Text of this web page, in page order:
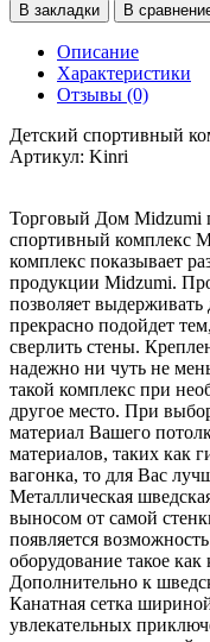
В закладки В
Описание
Характеристики
Отзывы (0)
Детский спортивный
Артикул: Kinri
Торговый Дом Midzumi
спортивный комплекс
комплекс показывает
продукции Midzumi.
позволяет
прекрасно подойдет
сверлить стены.
надежно ни чуть не
такой комплекс при
другое место. При
материал Вашего
материалов, таких как
вагонка, то для Вас
Металлическая
выносом от самой
появляется
оборудование такое как
Дополнительно к
Канатная сетка
увлекательных